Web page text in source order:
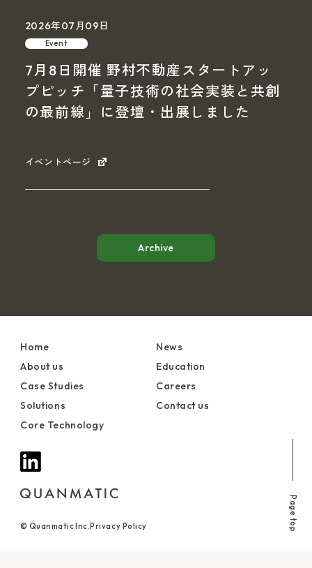
2026年07月09日
Event
7月8日開催 野村不動産スタートアッ
プピッチ「量子技術の社会実装と共創
の最前線」に登壇・出展しました
イベントページ
Archive
Home
About us
Case Studies
Solutions
Core Technology
News
Education
Careers
Contact us
© Quanmatic Inc. Privacy Policy Page top